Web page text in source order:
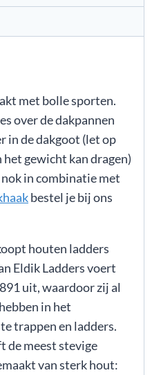
met bolle sporten.
over de dakpannen
in de dakgoot (let op
gewicht kan dragen)
in combinatie met
bestel je bij ons
houten ladders
Eldik Ladders voert
uit, waardoor zij al
in het
trappen en ladders.
de meest stevige
van sterk hout: